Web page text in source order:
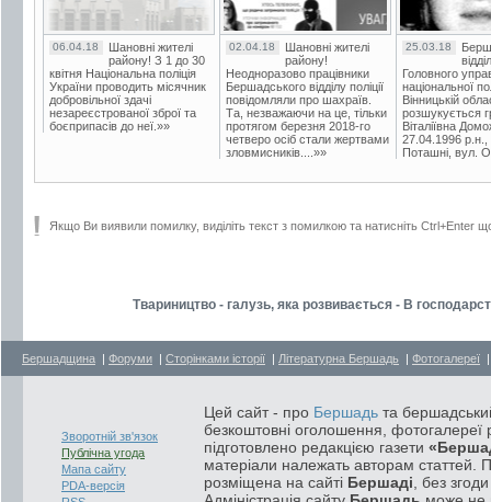
06.04.18
Шановні жителі
району! З 1 до 30
квітня Національна поліція
України проводить місячник
добровільної здачі
незареєстрованої зброї та
боєприпасів до неї.»»
02.04.18
Шановні жителі
району!
Неодноразово працівники
Бершадського відділу поліції
повідомляли про шахраїв.
Та, незважаючи на це, тільки
протягом березня 2018-го
четверо осіб стали жертвами
зловмисників....»»
25.03.18
Головного
національної
Вінницькій
розшукується
Віталіївна
27.04.1996 р.н.,
Поташні, вул.
Якщо Ви виявили помилку, виділіть текст з помилкою та натисніть Ctrl+Enter
Твариництво - галузь, яка розвивається - В
Бершадщина | Форуми | Сторінками історії | Літературна Бершадь | Фотогалереї
Зворотній зв'язок
Публічна угода
Мапа сайту
PDA-версія
Цей сайт - про Бершадь та
безкоштовні оголошення, фотогалереї
підготовлено редакцією газети
матеріали належать авторам статтей.
розміщена на сайті Бершаді , без